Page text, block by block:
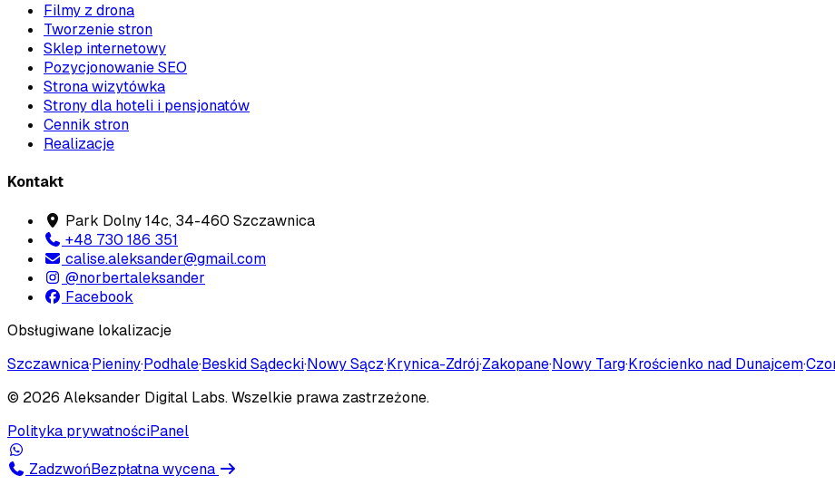
Filmy z drona
Tworzenie stron
Sklep internetowy
Pozycjonowanie SEO
Strona wizytówka
Strony dla hoteli i pensjonatów
Cennik stron
Realizacje
Kontakt
Park Dolny 14c, 34-460 Szczawnica
+48 730 186 351
calise.aleksander@gmail.com
@norbertaleksander
Facebook
Obsługiwane lokalizacje
Szczawnica·Pieniny·Podhale·Beskid Sądecki·Nowy Sącz·Krynica-Zdrój·Zakopane·Nowy Targ·Krościenko nad Dunajcem·
© 2026 Aleksander Digital Labs. Wszelkie prawa zastrzeżone.
Polityka prywatnościPanel
ZadzwońBezpłatna wycena